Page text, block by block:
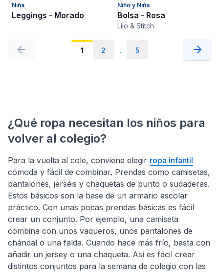
Niña
Leggings - Morado
Niño y Niña
Bolsa - Rosa
Lilo & Stitch
1 2 ... 5
¿Qué ropa necesitan los niños para
volver al colegio?
Para la vuelta al cole, conviene elegir ropa infantil
cómoda y fácil de combinar. Prendas como camisetas,
pantalones, jerséis y chaquetas de punto o sudaderas.
Estos básicos son la base de un armario escolar
práctico. Con unas pocas prendas básicas es fácil
crear un conjunto. Por ejemplo, una camiseta
combina con unos vaqueros, unos pantalones de
chándal o una falda. Cuando hace más frío, basta con
añadir un jersey o una chaqueta. Así es fácil crear
distintos conjuntos para la semana de colegio con las